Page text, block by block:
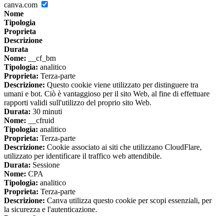
canva.com
Nome
Tipologia
Proprieta
Descrizione
Durata
Nome: __cf_bm
Tipologia: analitico
Proprieta: Terza-parte
Descrizione: Questo cookie viene utilizzato per distinguere tra
umani e bot. Ciò è vantaggioso per il sito Web, al fine di effettuare
rapporti validi sull'utilizzo del proprio sito Web.
Durata: 30 minuti
Nome: __cfruid
Tipologia: analitico
Proprieta: Terza-parte
Descrizione: Cookie associato ai siti che utilizzano CloudFlare,
utilizzato per identificare il traffico web attendibile.
Durata: Sessione
Nome: CPA
Tipologia: analitico
Proprieta: Terza-parte
Descrizione: Canva utilizza questo cookie per scopi essenziali, per
la sicurezza e l'autenticazione.